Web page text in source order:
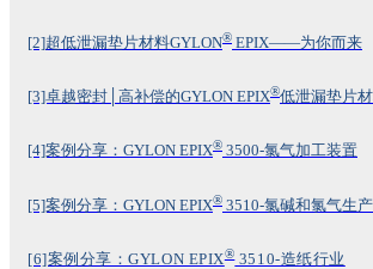
[2]超低泄漏垫片材料GYLON® EPIX——为你而来
[3]卓越密封│高补偿的GYLON EPIX®低泄漏垫片
[4]案例分享：GYLON EPIX® 3500-氯气加工装置
[5]案例分享：GYLON EPIX® 3510-氯碱和氯气生
[6]案例分享：GYLON EPIX®3510-造纸行业